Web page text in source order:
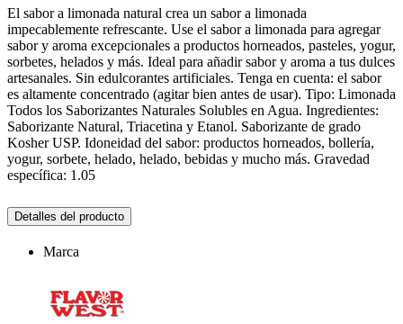
El sabor a limonada natural crea un sabor a limonada
impecablemente refrescante. Use el sabor a limonada para agregar
sabor y aroma excepcionales a productos horneados, pasteles, yogur,
sorbetes, helados y más. Ideal para añadir sabor y aroma a tus dulces
artesanales. Sin edulcorantes artificiales. Tenga en cuenta: el sabor
es altamente concentrado (agitar bien antes de usar). Tipo: Limonada
Todos los Saborizantes Naturales Solubles en Agua. Ingredientes:
Saborizante Natural, Triacetina y Etanol. Saborizante de grado
Kosher USP. Idoneidad del sabor: productos horneados, bollería,
yogur, sorbete, helado, helado, bebidas y mucho más. Gravedad
específica: 1.05
Detalles del producto
Marca